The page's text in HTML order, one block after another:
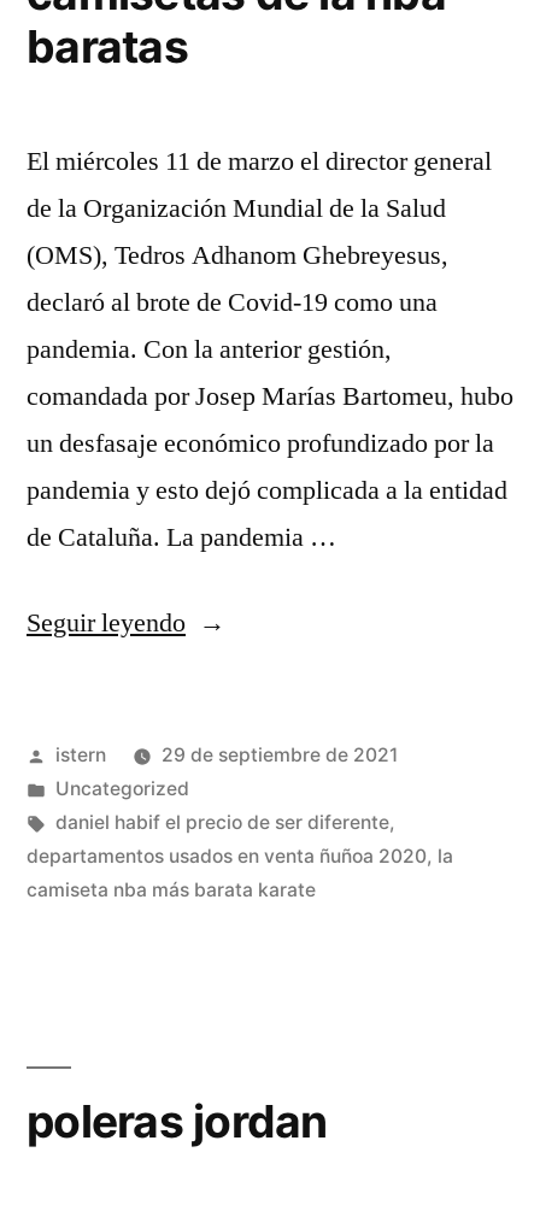
baratas
El miércoles 11 de marzo el director general
de la Organización Mundial de la Salud
(OMS), Tedros Adhanom Ghebreyesus,
declaró al brote de Covid-19 como una
pandemia. Con la anterior gestión,
comandada por Josep Marías Bartomeu, hubo
un desfasaje económico profundizado por la
pandemia y esto dejó complicada a la entidad
de Cataluña. La pandemia …
Seguir leyendo«donde
camisetas
de
la
nba
Publicado
por
istern
29 de septiembre de 2021
Publicado
en
Uncategorized
Etiquetas:
daniel habif el precio de ser diferente,
departamentos usados en venta ñuñoa 2020, la
camiseta nba más barata karate
poleras jordan